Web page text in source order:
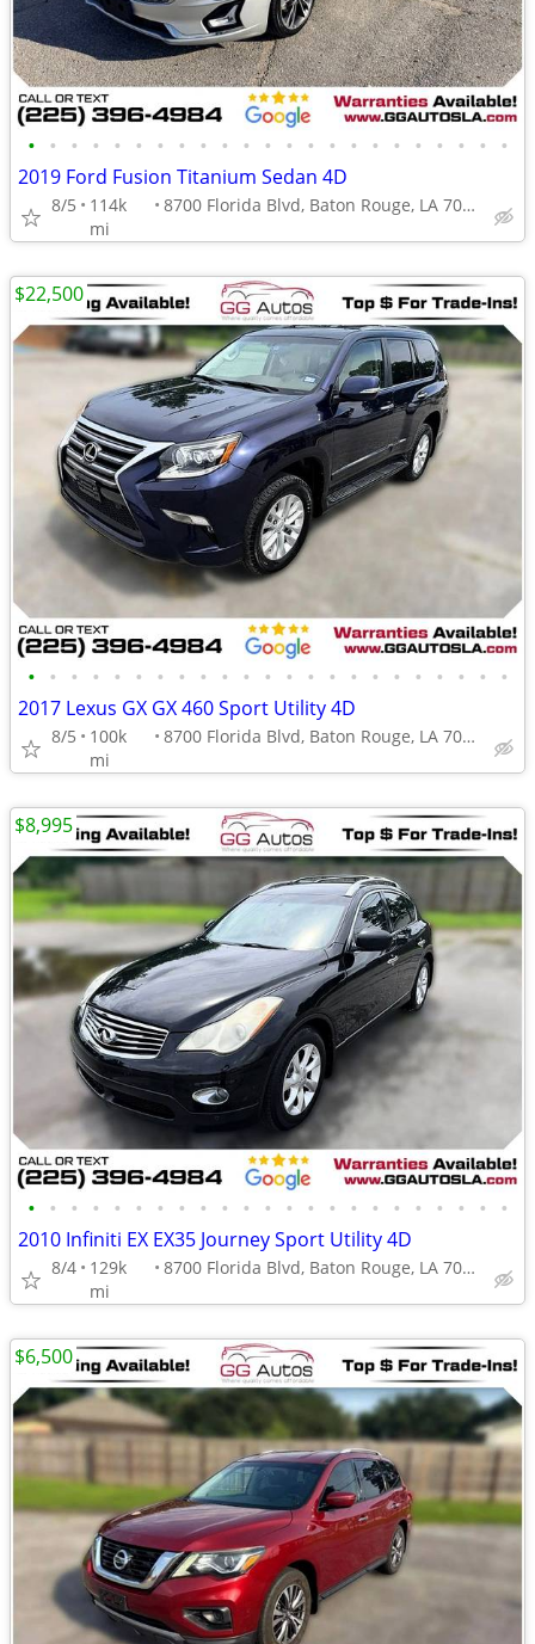
• • • • • • • • • • • • • • • • • • • • • • •
2019 Ford Fusion Titanium Sedan 4D
8/5
114k
mi
8700 Florida Blvd, Baton Rouge, LA 70815
• • • • • • • • • • • • • • • • • • • • • • •
2017 Lexus GX GX 460 Sport Utility 4D
8/5
100k
mi
8700 Florida Blvd, Baton Rouge, LA 70815
$22,500
• • • • • • • • • • • • • • • • • • • • • • •
2010 Infiniti EX EX35 Journey Sport Utility 4D
8/4
129k
mi
8700 Florida Blvd, Baton Rouge, LA 70815
$8,995
$6,500